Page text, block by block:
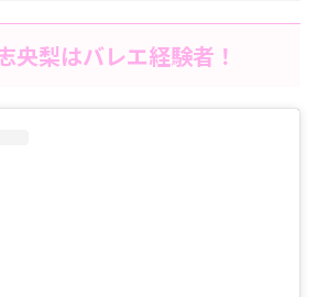
央梨はバレエ経験者！